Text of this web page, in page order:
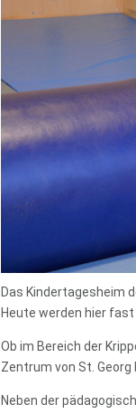
Das Kindertagesheim
Heute werden hier
Ob im Bereich der
Zentrum von St. Georg
Neben der